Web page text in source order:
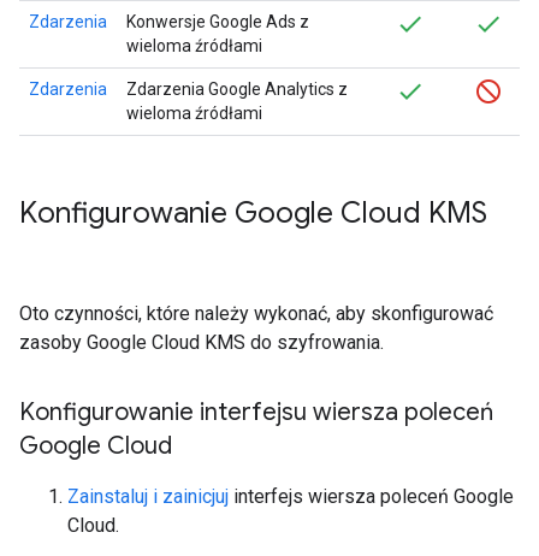
Zdarzenia
Konwersje Google Ads z
wieloma źródłami
Zdarzenia
Zdarzenia Google Analytics z
wieloma źródłami
Konfigurowanie Google Cloud KMS
Oto czynności, które należy wykonać, aby skonfigurować
zasoby Google Cloud KMS do szyfrowania.
Konfigurowanie interfejsu wiersza poleceń
Google Cloud
Zainstaluj i zainicjuj interfejs wiersza poleceń Google
Cloud.